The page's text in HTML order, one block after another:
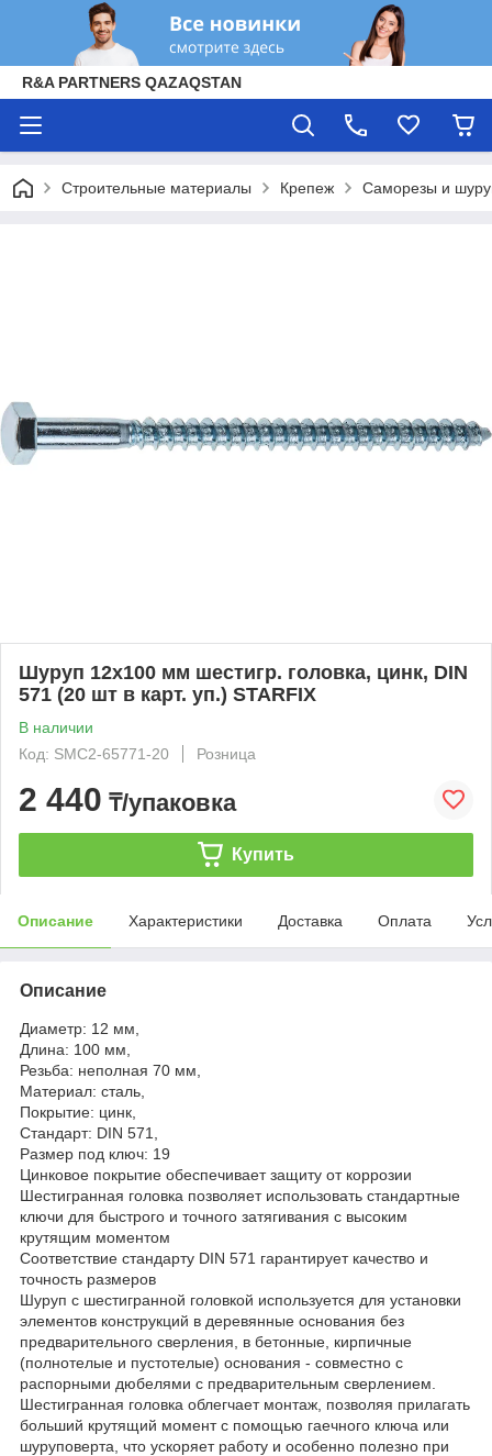
R&A PARTNERS QAZAQSTAN
Строительные материалы Крепеж Саморезы и
Шуруп 12х100 мм шестигр. головка, цинк, DIN
571 (20 шт в карт. уп.) STARFIX
В наличии
Код: SMC2-65771-20
Розница
2 440 ₸/упаковка
Купить
Описание Характеристики Доставка Оплата
Описание
Диаметр: 12 мм,
Длина: 100 мм,
Резьба: неполная 70 мм,
Материал: сталь,
Покрытие: цинк,
Стандарт: DIN 571,
Размер под ключ: 19
Цинковое покрытие обеспечивает защиту от коррозии
Шестигранная головка позволяет использовать стандартные
ключи для быстрого и точного затягивания с высоким
крутящим моментом
Соответствие стандарту DIN 571 гарантирует качество и
точность размеров
Шуруп с шестигранной головкой используется для установки
элементов конструкций в деревянные основания без
предварительного сверления, в бетонные, кирпичные
(полнотелые и пустотелые) основания - совместно с
распорными дюбелями с предварительным сверлением.
Шестигранная головка облегчает монтаж, позволяя прилагать
больший крутящий момент с помощью гаечного ключа или
шуруповерта, что ускоряет работу и особенно полезно при